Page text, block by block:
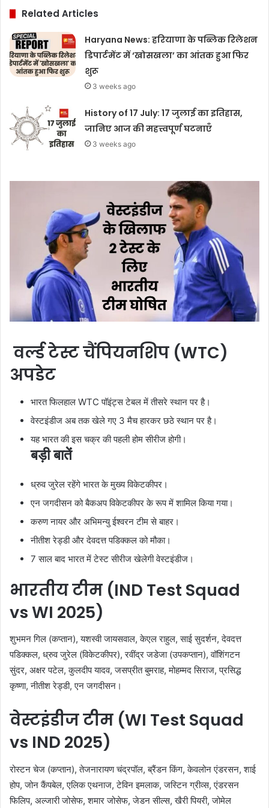
Related Articles
Haryana News: हरियाणा के पब्लिक रिलेशन
डिपार्टमेंट में ‘खोसखला’ का आंतक हुआ फिर
शुरू
3 weeks ago
History of 17 July: 17 जुलाई का इतिहास,
जानिए आज की महत्त्वपूर्ण घटनाएँ
3 weeks ago
वर्ल्ड टेस्ट चैंपियनशिप (WTC)
अपडेट
भारत फिलहाल WTC पॉइंट्स टेबल में तीसरे स्थान पर है।
वेस्टइंडीज अब तक खेले गए 3 मैच हारकर छठे स्थान पर है।
यह भारत की इस चक्र की पहली होम सीरीज होगी।
बड़ी बातें
ध्रुव जुरेल रहेंगे भारत के मुख्य विकेटकीपर।
एन जगदीसन को बैकअप विकेटकीपर के रूप में शामिल किया गया।
करुण नायर और अभिमन्यु ईश्वरन टीम से बाहर।
नीतीश रेड्डी और देवदत्त पडिक्कल को मौका।
7 साल बाद भारत में टेस्ट सीरीज खेलेगी वेस्टइंडीज।
भारतीय टीम (IND Test Squad
vs WI 2025)
शुभमन गिल (कप्तान), यशस्वी जायसवाल, केएल राहुल, साई सुदर्शन, देवदत्त
पडिक्कल, ध्रुव जुरेल (विकेटकीपर), रवींद्र जडेजा (उपकप्तान), वॉशिंगटन
सुंदर, अक्षर पटेल, कुलदीप यादव, जसप्रीत बुमराह, मोहम्मद सिराज, प्रसिद्ध
कृष्णा, नीतीश रेड्डी, एन जगदीसन।
वेस्टइंडीज टीम (WI Test Squad
vs IND 2025)
रोस्टन चेज (कप्तान), तेजनारायण चंद्रपॉल, ब्रैंडन किंग, केवलोन एंडरसन, शाई
होप, जोन कैंपबेल, एलिक एथनाज, टेविन इमलाक, जस्टिन ग्रीव्स, एंडरसन
फिलिप, अल्जारी जोसेफ, शमार जोसेफ, जेडन सील्स, खैरी पियरी, जोमेल